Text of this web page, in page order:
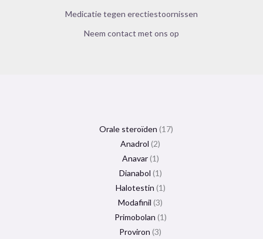
Medicatie tegen erectiestoornissen
Neem contact met ons op
Orale steroïden 17
Anadrol 2
Anavar 1
Dianabol 1
Halotestin 1
Modafinil 3
Primobolan 1
Proviron 3